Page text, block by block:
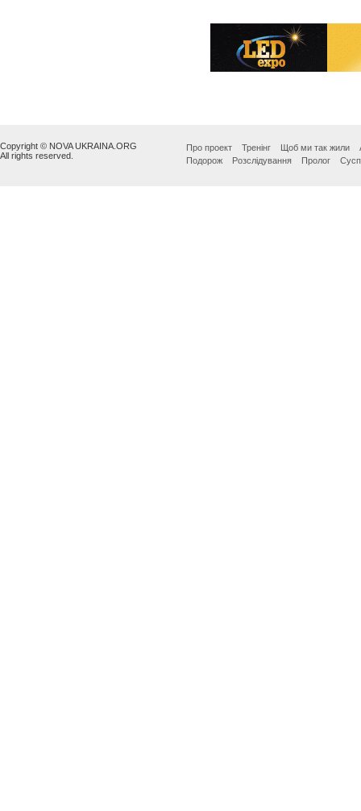
Copyright © NOVA UKRAINA.ORG
All rights reserved.
Про проект Тренінг Щоб ми так жили
Подорож
Розслідування Пролог